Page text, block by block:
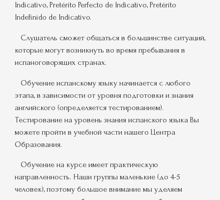
Indicativo, Pretérito Perfecto de Indicativo, Pretérito
Indefinido de Indicativo.
Слушатель сможет общаться в большинстве ситуаций,
которые могут возникнуть во время пребывания в
испаноговорящих странах.
Обучение испанскому языку начинается с любого
этапа, в зависимости от уровня подготовки и знания
английского (определяется тестированием).
Тестирование на уровень знания испанского языка Вы
можете пройти в учебной части нашего Центра
Образования.
Обучение на курсе имеет практическую
направленность. Наши группы маленькие (до 4-5
человек), поэтому большое внимание мы уделяем